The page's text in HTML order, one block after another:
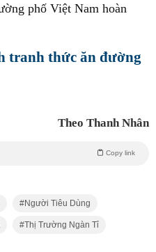
phố Việt Nam hoàn
tranh thức ăn đường
Theo Thanh Nhân
Copy link
Người Tiêu Dùng
Thị Trường Ngàn Tỉ